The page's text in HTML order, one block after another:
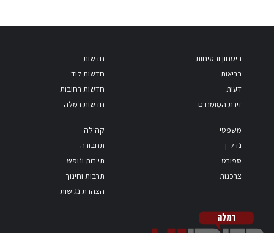
ביטחון ובטיחות
בריאות
דעות
זירת המומחים
חדשות
חדשות לוד
חדשות רחובות
חדשות רמלה
משפטי
נדל"ן
ספורט
צרכנות
קהילה
תחבורה
תיירות ונופש
תרבות וחינוך
הצהרת נגישות